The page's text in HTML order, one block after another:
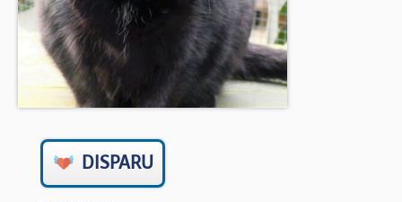
BOUTIQUE
FORUM
DISPARU